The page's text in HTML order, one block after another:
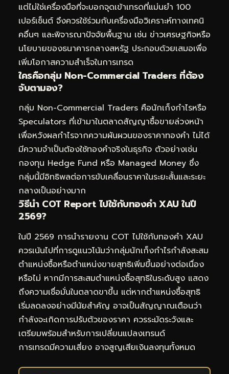
แต่ไม่ใช่เครื่องมือที่จะบอกจุดเข้าเทรดที่แม่นยำ 100
เปอร์เซ็นต์ จึงควรใช้ร่วมกับเครื่องมือวิเคราะห์ทางเทคนิ
คอื่นๆ และพิจารณาปัจจัยพื้นฐาน เช่น ข่าวเศรษฐกิจหรือ
นโยบายของธนาคารกลางสหรัฐ ประกอบด้วยเสมอเพื่อ
เพิ่มโอกาสความสำเร็จในการเทรด
ใครคือกลุ่ม Non-Commercial Traders ที่ต้อง
จับตามอง?
กลุ่ม Non-Commercial Traders คือนักเก็งกำไรหรือ
Speculators ที่เข้ามาในตลาดสัญญาซื้อขายล่วงหน้า
เพื่อหวังผลกำไรจากความผันผวนของราคาทองคำ ไม่ได้
มีความจำเป็นต้องใช้ทองคำจริงในธุรกิจ ตัวอย่างเช่น
กองทุน Hedge Fund หรือ Managed Money ซึ่ง
กลุ่มนี้มีอิทธิพลต่อการขับเคลื่อนราคาในระยะสั้นและระยะ
กลางเป็นอย่างมาก
วิธีนำ COT Report ไปใช้กับทองคำ XAU ในปี
2569?
ในปี 2569 การนำรายงาน COT ไปใช้กับทองคำ XAU
ควรเน้นไปที่การดูแนวโน้มว่ากลุ่มนักเก็งกำไรกำลังสะสม
ตำแหน่งซื้อหรือตำแหน่งขายสุทธิเพิ่มขึ้นอย่างต่อเนื่อง
หรือไม่ หากมีการสะสมตำแหน่งซื้อสุทธิในระดับสูง แสดง
ถึงความเชื่อมั่นในตลาดขาขึ้น แต่หากตำแหน่งซื้อสุทธิ
เริ่มลดลงอย่างมีนัยสำคัญ อาจเป็นสัญญาณเตือนว่า
กำลังจะเกิดการปรับตัวของราคา ควรระมัดระวังและ
เตรียมพร้อมสำหรับการเปลี่ยนแปลงเทรนด์
การเทรดมีความเสี่ยง อาจสูญเสียเงินลงทุนทั้งหมด